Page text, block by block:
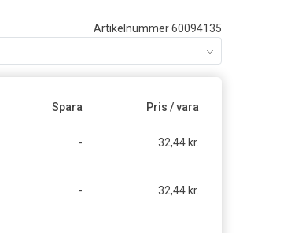
Artikelnummer 60094135
Spara Pris / vara
- 32,44 kr.
- 32,44 kr.